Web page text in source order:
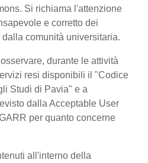
Si richiama l'attenzione
e corretto dei
comunità universitaria.
durante le attività
resi disponibili il "Codice
Studi di Pavia" e a
dalla Acceptable User
per quanto concerne
all'interno della